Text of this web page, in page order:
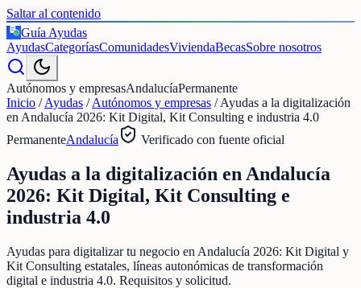
Saltar al contenido
€
Guía Ayudas
AyudasCategoríasComunidadesViviendaBecasSobre nosotros
Autónomos y empresasAndalucíaPermanente
Inicio /Ayudas /Autónomos y empresas /Ayudas a la digitalización
en Andalucía 2026: Kit Digital, Kit Consulting e industria 4.0
PermanenteAndalucía Verificado con fuente oficial
Ayudas a la digitalización en Andalucía
2026: Kit Digital, Kit Consulting e
industria 4.0
Ayudas para digitalizar tu negocio en Andalucía 2026: Kit Digital y
Kit Consulting estatales, líneas autonómicas de transformación
digital e industria 4.0. Requisitos y solicitud.